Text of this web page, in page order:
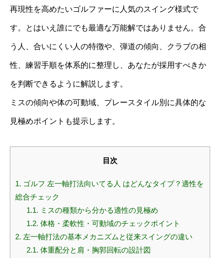
再現性を高めたいゴルファーに人気のスイング様式で
す。とはいえ誰にでも最適な万能解ではありません。合
う人、合いにくい人の特徴や、弾道の傾向、クラブの相
性、練習手順を体系的に整理し、あなたが採用すべきか
を判断できるように解説します。
ミスの傾向や体の可動域、プレースタイル別に具体的な
見極めポイントも提示します。
目次
1. ゴルフ 左一軸打法向いてる人 はどんなタイプ？適性を
総合チェック
1.1. ミスの種類から分かる適性の見極め
1.2. 体格・柔軟性・可動域のチェックポイント
2. 左一軸打法の基本メカニズムと従来スイングの違い
2.1. 体重配分と肩・胸郭回転の設計図